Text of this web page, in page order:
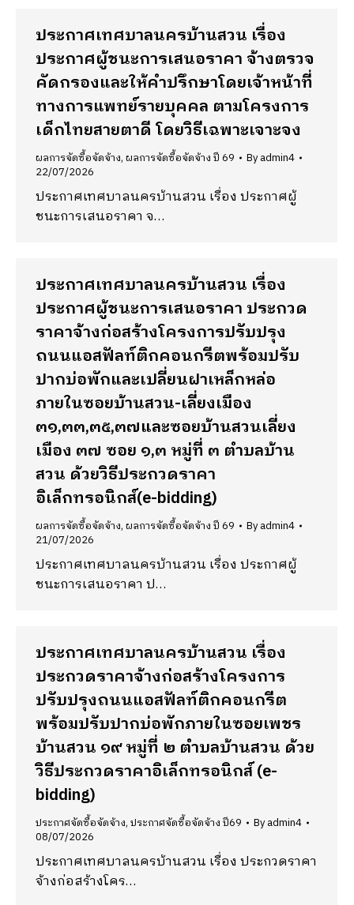
ประกาศเทศบาลนครบ้านสวน เรื่อง
ประกาศผู้ชนะการเสนอราคา จ้างตรวจ
คัดกรองและให้คำปรึกษาโดยเจ้าหน้าที่
ทางการแพทย์รายบุคคล ตามโครงการ
เด็กไทยสายตาดี โดยวิธีเฉพาะเจาะจง
ผลการจัดซื้อจัดจ้าง,ผลการจัดซื้อจัดจ้าง ปี 69 Byadmin4
22/07/2026
ประกาศเทศบาลนครบ้านสวน เรื่อง ประกาศผู้
ชนะการเสนอราคา จ…
ประกาศเทศบาลนครบ้านสวน เรื่อง
ประกาศผู้ชนะการเสนอราคา ประกวด
ราคาจ้างก่อสร้างโครงการปรับปรุง
ถนนแอสฟัลท์ติกคอนกรีตพร้อมปรับ
ปากบ่อพักและเปลี่ยนฝาเหล็กหล่อ
ภายในซอยบ้านสวน-เลี่ยงเมือง
๓๑,๓๓,๓๕,๓๗และซอยบ้านสวนเลี่ยง
เมือง ๓๗ ซอย ๑,๓ หมู่ที่ ๓ ตำบลบ้าน
สวน ด้วยวิธีประกวดราคา
อิเล็กทรอนิกส์(e-bidding)
ผลการจัดซื้อจัดจ้าง,ผลการจัดซื้อจัดจ้าง ปี 69 Byadmin4
21/07/2026
ประกาศเทศบาลนครบ้านสวน เรื่อง ประกาศผู้
ชนะการเสนอราคา ป…
ประกาศเทศบาลนครบ้านสวน เรื่อง
ประกวดราคาจ้างก่อสร้างโครงการ
ปรับปรุงถนนแอสฟัลท์ติกคอนกรีต
พร้อมปรับปากบ่อพักภายในซอยเพชร
บ้านสวน ๑๙ หมู่ที่ ๒ ตำบลบ้านสวน ด้วย
วิธีประกวดราคาอิเล็กทรอนิกส์ (e-
bidding)
ประกาศจัดซื้อจัดจ้าง,ประกาศจัดซื้อจัดจ้าง ปี69 Byadmin4
08/07/2026
ประกาศเทศบาลนครบ้านสวน เรื่อง ประกวดราคา
จ้างก่อสร้างโคร…